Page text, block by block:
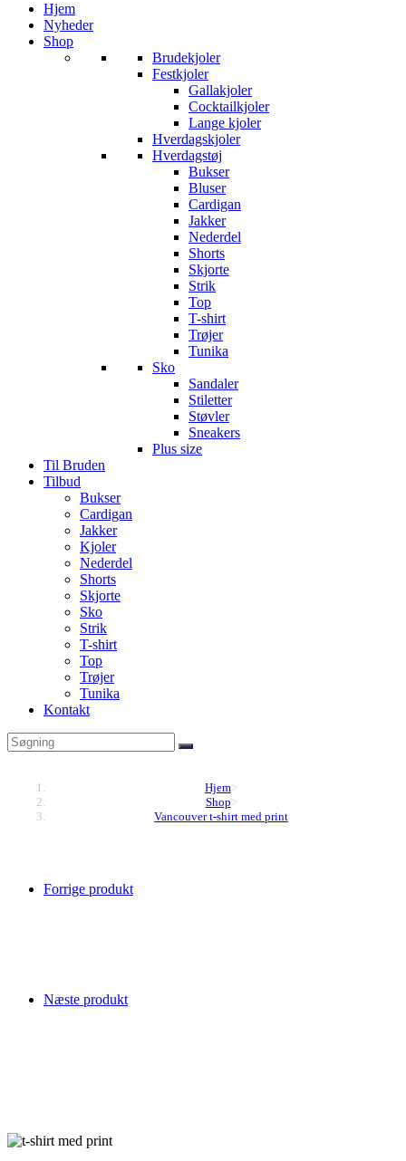
Hjem
Nyheder
Shop
Brudekjoler
Festkjoler
Gallakjoler
Cocktailkjoler
Lange kjoler
Hverdagskjoler
Hverdagstøj
Bukser
Bluser
Cardigan
Jakker
Nederdel
Shorts
Skjorte
Strik
Top
T-shirt
Trøjer
Tunika
Sko
Sandaler
Stiletter
Støvler
Sneakers
Plus size
Til Bruden
Tilbud
Bukser
Cardigan
Jakker
Kjoler
Nederdel
Shorts
Skjorte
Sko
Strik
T-shirt
Top
Trøjer
Tunika
Kontakt
Hjem>
Shop>
Vancouver t-shirt med print
Forrige produkt
Næste produkt